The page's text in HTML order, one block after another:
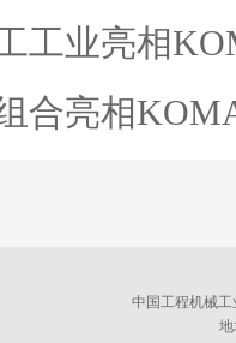
工业亮相
合亮相
中国工程机械
地